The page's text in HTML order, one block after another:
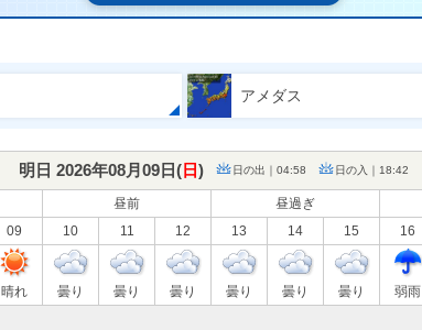
アメダス
明日 2026年08月09日(日) 日の出｜04:58 日の入｜18:42
昼前 昼過ぎ
09 10 11 12 13 14 15 16
晴れ 曇り 曇り 曇り 曇り 曇り 曇り 弱雨